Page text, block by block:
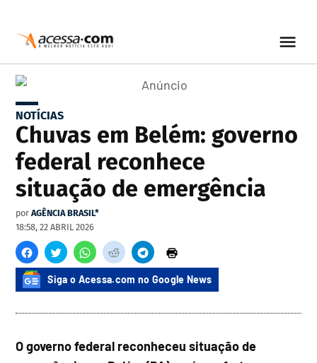
NOTÍCIAS
Chuvas em Belém: governo
federal reconhece
situação de emergência
por AGÊNCIA BRASIL*
18:58, 22 ABRIL 2026
Siga o Acessa.com no Google News
O governo federal reconheceu situação de